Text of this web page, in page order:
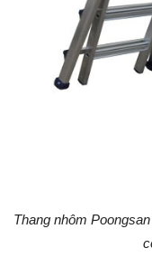
Thang nhôm